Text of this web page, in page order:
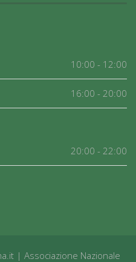
10:00 - 12:00
16:00 - 20:00
20:00 - 22:00
| Associazione Nazionale